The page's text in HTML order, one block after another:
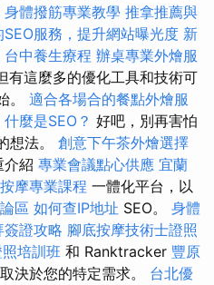
身體撥筋專業教學 推拿推薦與
服務，提升網站曝光度 新
台中養生療程 辦桌專業外燴服
有這麼多的優化工具和技術可
。 適合各場合的餐點外燴服
什麼是SEO？ 好吧，別再害怕
想法。 創意下午茶外燴選擇
介紹 專業會議點心供應 宜蘭
按摩專業課程 一體化平台，以
區 如何查IP地址 SEO。 身體
簽證攻略 腳底按摩技術士證照
培訓班 和 Ranktracker 豐原
決於您的特定需求。 台北優